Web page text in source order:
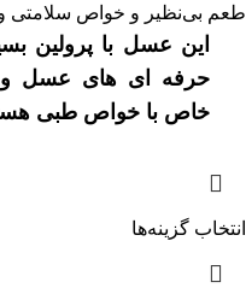
طعم بی‌نظیر و خواص سلامتی
حرفه ای های عسل و
خاص با خواص طبی
انتخاب گزینه‌ها